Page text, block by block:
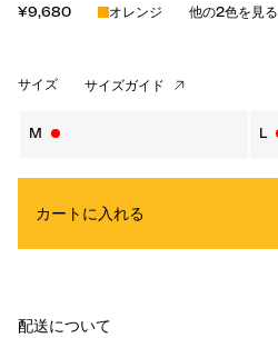
¥9,680 オレンジ 他の2色を見る
サイズ サイズガイド
M L
カートに入れる
配送について